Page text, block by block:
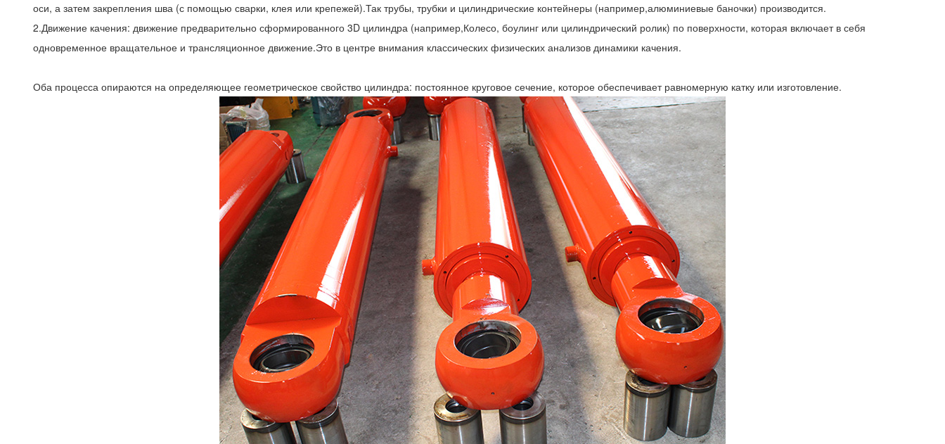
оси, а затем закрепления шва (с помощью сварки, клея или крепежей).Так трубы, трубки и цилиндрические контейнеры (например,алюминиевые баночки) производится.
2.Движение качения: движение предварительно сформированного 3D цилиндра (например,Колесо, боулинг или цилиндрический ролик) по поверхности, которая включает в себя
одновременное вращательное и трансляционное движение.Это в центре внимания классических физических анализов динамики качения.
Оба процесса опираются на определяющее геометрическое свойство цилиндра: постоянное круговое сечение, которое обеспечивает равномерную катку или изготовление.